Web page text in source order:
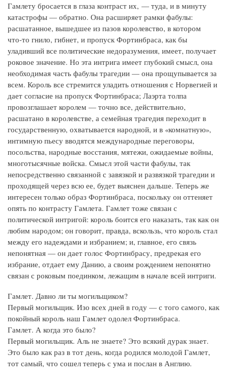
Гамлету бросается в глаза контраст их, — туда, и в минуту
катастрофы — обратно. Она расширяет рамки фабулы:
расшатанное, вышедшее из пазов королевство, в котором
что‑то гнило, гибнет, и пропуск Фортинбраса, как бы
уладивший все политические недоразумения, имеет, получает
роковое значение. Но эта интрига имеет глубокий смысл, она
необходимая часть фабулы трагедии — она прощупывается за
всем. Король все стремится уладить отношения с Норвегией и
дает согласие на пропуск Фортинбраса; Лаэрта толпа
провозглашает королем — точно все, действительно,
расшатано в королевстве, а семейная трагедия переходит в
государственную, охватывается народной, и в «комнатную»,
интимную пьесу вводятся международные переговоры,
посольства, народные восстания, мятежи, ожидаемые войны,
многотысячные войска. Смысл этой части фабулы, так
непосредственно связанной с завязкой и развязкой трагедии и
проходящей через всю ее, будет выяснен дальше. Теперь же
интересен только образ Фортинбраса, поскольку он оттеняет
опять по контрасту Гамлета. Гамлет тоже связан с
политической интригой: король боится его наказать, так как он
любим народом; он говорит, правда, вскользь, что король стал
между его надеждами и избранием; и, главное, его связь
непонятная — он дает голос Фортинбрасу, предрекая его
избрание, отдает ему Данию, а своим рождением непонятно
связан с роковым поединком, лежащим в начале всей интриги.
Гамлет. Давно ли ты могильщиком?
Первый могильщик. Изо всех дней в году — с того самого, как
покойный король наш Гамлет одолел Фортинбраса.
Гамлет. А когда это было?
Первый могильщик. Аль не знаете? Это всякий дурак знает.
Это было как раз в тот день, когда родился молодой Гамлет,
тот самый, что сошел теперь с ума и послан в Англию.